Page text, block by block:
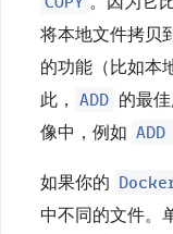
将本地文件拷贝
的功能（比如本
此，
ADD 的最
像中，例如
如果你的
中不同的文件。